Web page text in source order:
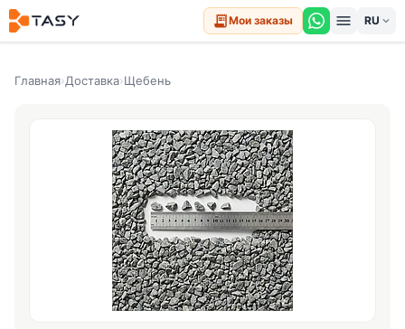
receipt_longМои заказы menu expand_more
Главная›Доставка›Щебень